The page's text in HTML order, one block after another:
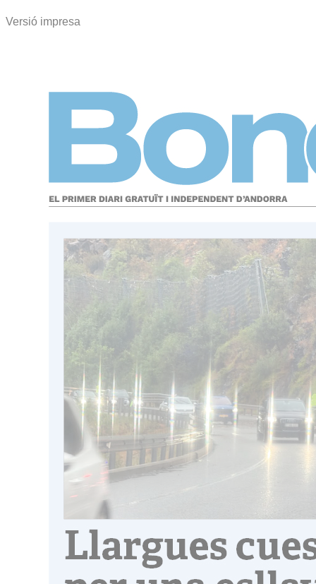
Versió impresa